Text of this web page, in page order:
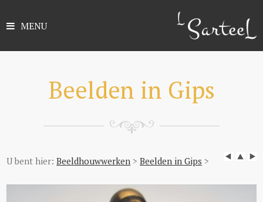
MENU
Beelden in Gips
U bent hier:Beeldhouwwerken >Beelden in Gips >